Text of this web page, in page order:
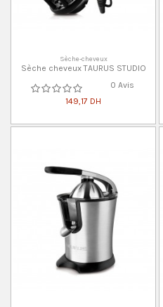
Sèche-cheveux
Sèche cheveux TAURUS STUDIO
0 Avis
149,17 DH